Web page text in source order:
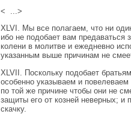
< ...>
XLVI. Мы все полагаем, что ни
ибо не подобает вам
колени в молитве и ежедневно
указанным выше причинам не
XLVII. Поскольку подобает
особенно указываем и
по той же причине чтобы они не
защиты его от козней неверных; и
скачку.